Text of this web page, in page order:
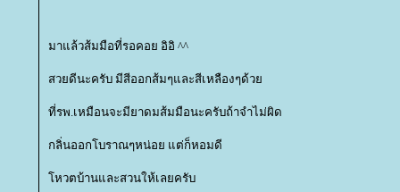
มาแล้วส้มมือที่รอคอย อิอิ ^^
สวยดีนะครับ มีสีออกส้มๆและสีเหลืองๆด้ว
ที่รพ.เหมือนจะมียาดมส้มมือนะครับถ้าจำไม่ผิด
กลิ่นออกโบราณๆหน่อย แต่ก็หอมดี
หวตบ้านและสวนให้เลยครับ